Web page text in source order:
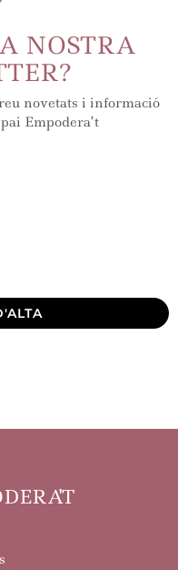
NOSTRA
novetats i informació
Empodera’t